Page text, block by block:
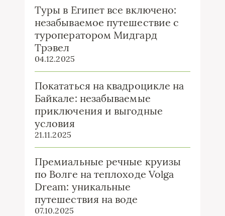
Туры в Египет все включено:
незабываемое путешествие с
туроператором Мидгард
Трэвел
04.12.2025
Покататься на квадроцикле на
Байкале: незабываемые
приключения и выгодные
условия
21.11.2025
Премиальные речные круизы
по Волге на теплоходе Volga
Dream: уникальные
путешествия на воде
07.10.2025